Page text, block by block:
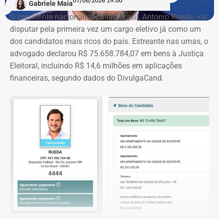
Já na declaração mais recente, além do imóvel, Fábio
Silva informou bens como uma lancha avaliada em R$
1,05 milhão, uma motocicleta Triumph Bobber de R$ 50
mil, um automóvel Honda Prelude de R$ 30 mil e um
relógio Rolex de R$ 25 mil.
Fábio Silva foi eleito deputado estadual em 2018 e
reeleito em 2022. Ele busca a reeleição na Assembleia
Legislativa do Rio (Alerj).
Gabriele Maia
O presidente nacional do União Brasil, Antonio Rueda, vai
disputar pela primeira vez um cargo eletivo já como um
dos candidatos mais ricos do país. Estreante nas urnas, o
advogado declarou R$ 75.658.784,07 em bens à Justiça
Eleitoral, incluindo R$ 14,6 milhões em aplicações
financeiras, segundo dados do DivulgaCand.